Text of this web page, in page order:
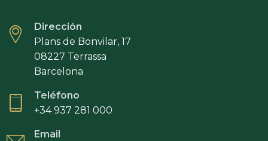
Dirección
Plans de Bonvilar, 17
08227 Terrassa
Barcelona
Teléfono
+34 937 281 000
Email